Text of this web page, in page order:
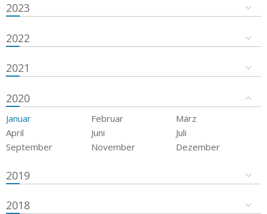
2023
2022
2021
2020
Januar Februar
März
April
Juni
Juli
September
November Dezember
2019
2018